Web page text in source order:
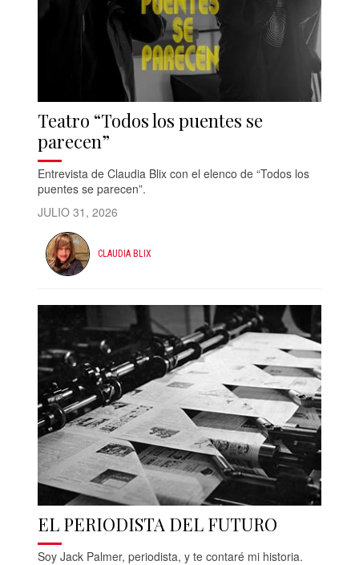
Teatro “Todos los puentes se
parecen”
Entrevista de Claudia Blix con el elenco de “Todos los
puentes se parecen”.
JULIO 31, 2026
CLAUDIA BLIX
EL PERIODISTA DEL FUTURO
Soy Jack Palmer, periodista, y te contaré mi historia.